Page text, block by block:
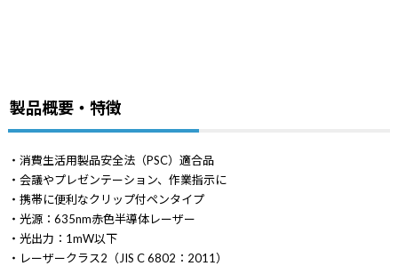
製品概要・特徴
・消費生活用製品安全法（PSC）適合品
・会議やプレゼンテーション、作業指示に
・携帯に便利なクリップ付ペンタイプ
・光源：635nm赤色半導体レーザー
・光出力：1mW以下
・レーザークラス2（JIS C 6802：2011）